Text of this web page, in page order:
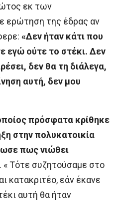
εκ των
ερώτηση της έδρας αν
«Δεν ήταν κάτι που
εγώ ούτε το στέκι. Δεν
δεν θα τη διάλεγα,
αυτή, δεν μου
πρόσφατα κρίθηκε
στην πολυκατοικία
πως νιώθει
. « Τότε συζητούσαμε στο
κατακριτέο, εάν έκανε
αυτή θα ήταν